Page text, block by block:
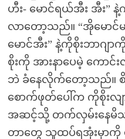
ဟီး- မောင်ရယ်အီး အီး”
လာတော့သည်။ “အိုမော
မောင်အီး” နဲ့ကိုစိုးဘာဂျ
စိုးကို အားနာပေမဲ့ ကောင်
ဘဲ ခံနေလိုက်တော့သည်။
စောက်ဖုတ်ပေါ်က ကိုစိုးလ
အဆင့်သို့ တက်လှမ်းနေမိ
တာတွေ သူထပ်ရအုံးမှာကို မ